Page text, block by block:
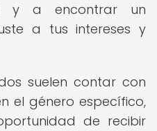
y a encontrar un
a tus intereses y
suelen contar con
el género específico,
de recibir